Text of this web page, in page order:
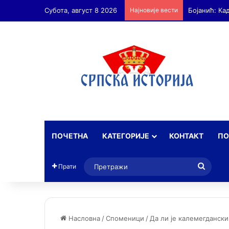
Субота, август 8 2026 Најновије вести Бојанић:
ПОЧЕТНА КАТЕГОРИЈЕ КОНТАКТ
Прати
Насловна /Споменици / Да ли је